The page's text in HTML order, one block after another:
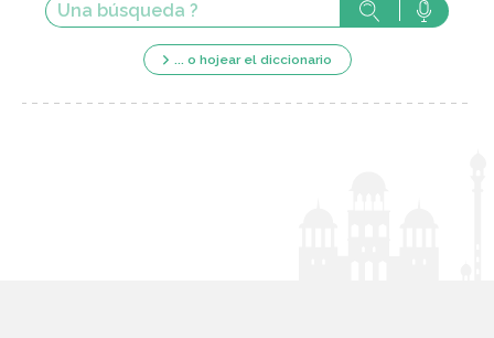
... o hojear el diccionario